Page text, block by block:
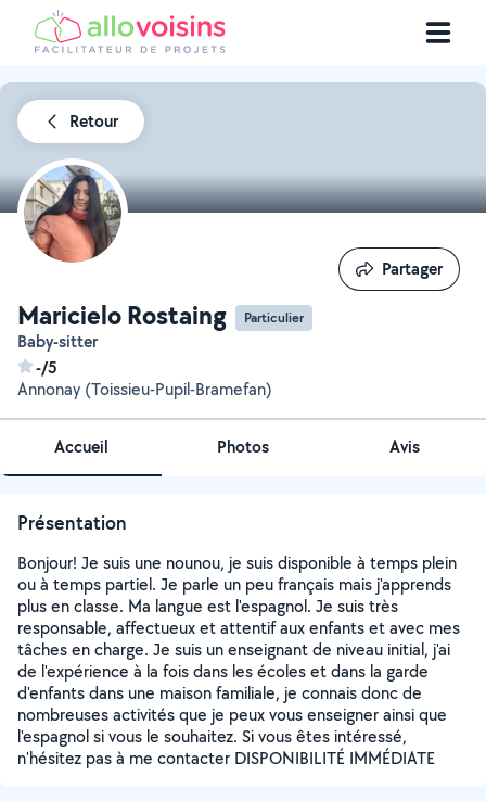
Retour
Maricielo Rostaing Particulier
Baby-sitter
-/5
Annonay (Toissieu-Pupil-Bramefan)
Partager
Partager
Accueil Photos Avis
Présentation
Bonjour! Je suis une nounou, je suis disponible à temps plein
ou à temps partiel. Je parle un peu français mais j'apprends
plus en classe. Ma langue est l'espagnol. Je suis très
responsable, affectueux et attentif aux enfants et avec mes
tâches en charge. Je suis un enseignant de niveau initial, j'ai
de l'expérience à la fois dans les écoles et dans la garde
d'enfants dans une maison familiale, je connais donc de
nombreuses activités que je peux vous enseigner ainsi que
l'espagnol si vous le souhaitez. Si vous êtes intéressé,
n'hésitez pas à me contacter DISPONIBILITÉ IMMÉDIATE